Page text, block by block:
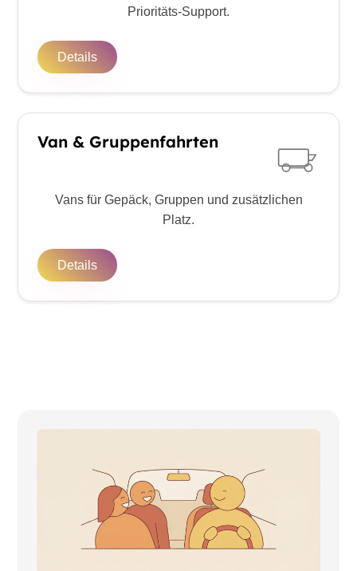
Prioritäts-Support.
Details
Van & Gruppenfahrten
Vans für Gepäck, Gruppen und zusätzlichen
Platz.
Details